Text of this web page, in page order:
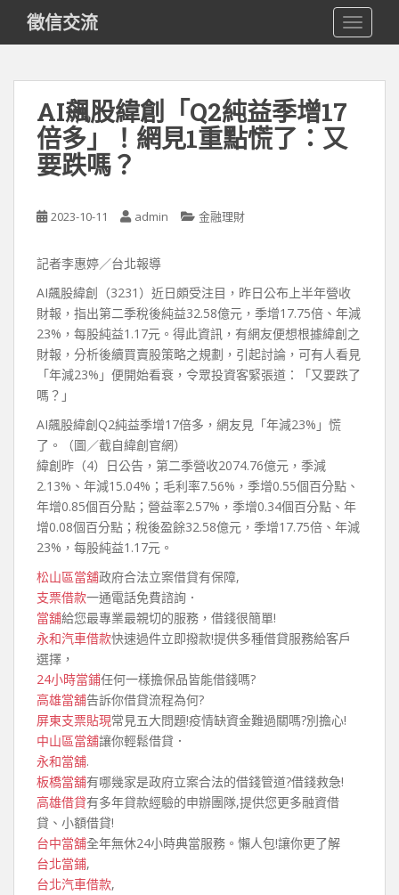
i
徵信交流
AI飆股緯創「Q2純益季增17
倍多」！網見1重點慌了：又
要跌嗎？
2023-10-11 admin 金融理財
記者李惠婷／台北報導
AI飆股緯創（3231）近日頗受注目，昨日公布上半年營收
財報，指出第二季稅後純益32.58億元，季增17.75倍、年減
23%，每股純益1.17元。得此資訊，有網友便想根據緯創之
財報，分析後續買賣股策略之規劃，引起討論，可有人看見
「年減23%」便開始看衰，令眾投資客緊張道：「又要跌了
嗎？」
AI飆股緯創Q2純益季增17倍多，網友見「年減23%」慌
了。（圖／截自緯創官網）
緯創昨（4）日公告，第二季營收2074.76億元，季減
2.13%、年減15.04%；毛利率7.56%，季增0.55個百分點、
年增0.85個百分點；營益率2.57%，季增0.34個百分點、年
增0.08個百分點；稅後盈餘32.58億元，季增17.75倍、年減
23%，每股純益1.17元。
松山區當舖政府合法立案借貸有保障,
支票借款一通電話免費諮詢．
當舖給您最專業最親切的服務，借錢很簡單!
永和汽車借款快速過件立即撥款!提供多種借貸服務給客戶
選擇，
24小時當鋪任何一樣擔保品皆能借錢嗎?
高雄當舖告訴你借貸流程為何?
屏東支票貼現常見五大問題!疫情缺資金難過關嗎?別擔心!
中山區當舖讓你輕鬆借貸．
永和當舖.
板橋當舖有哪幾家是政府立案合法的借錢管道?借錢救急!
高雄借貸有多年貸款經驗的申辦團隊,提供您更多融資借
貸、小額借貸!
台中當舖全年無休24小時典當服務。懶人包!讓你更了解
台北當鋪,
台北汽車借款,